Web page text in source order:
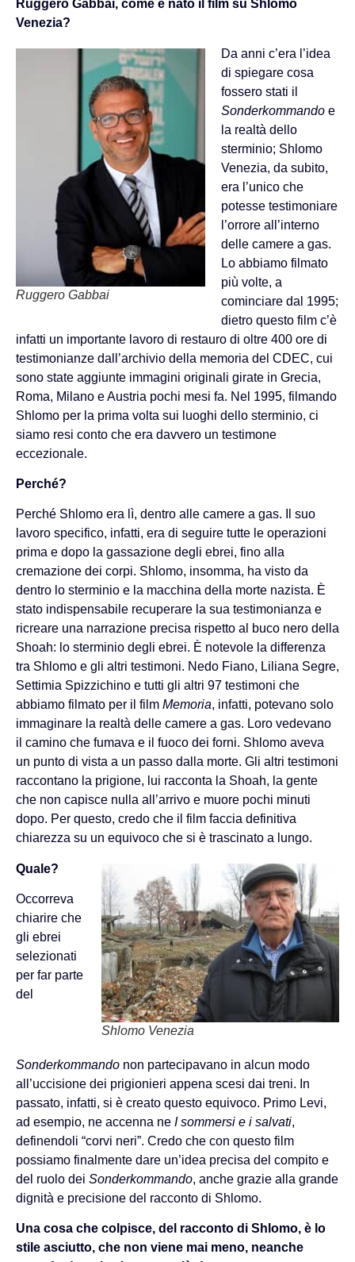
Ruggero Gabbai, come è nato il film su Shlomo
Venezia?
Ruggero Gabbai
Da anni c’era l’idea
di spiegare cosa
fossero stati il
Sonderkommando e
la realtà dello
sterminio; Shlomo
Venezia, da subito,
era l’unico che
potesse testimoniare
l’orrore all’interno
delle camere a gas.
Lo abbiamo filmato
più volte, a
cominciare dal 1995;
dietro questo film c’è
infatti un importante lavoro di restauro di oltre 400 ore di
testimonianze dall’archivio della memoria del CDEC, cui
sono state aggiunte immagini originali girate in Grecia,
Roma, Milano e Austria pochi mesi fa. Nel 1995, filmando
Shlomo per la prima volta sui luoghi dello sterminio, ci
siamo resi conto che era davvero un testimone
eccezionale.
Perché?
Perché Shlomo era lì, dentro alle camere a gas. Il suo
lavoro specifico, infatti, era di seguire tutte le operazioni
prima e dopo la gassazione degli ebrei, fino alla
cremazione dei corpi. Shlomo, insomma, ha visto da
dentro lo sterminio e la macchina della morte nazista. È
stato indispensabile recuperare la sua testimonianza e
ricreare una narrazione precisa rispetto al buco nero della
Shoah: lo sterminio degli ebrei. È notevole la differenza
tra Shlomo e gli altri testimoni. Nedo Fiano, Liliana Segre,
Settimia Spizzichino e tutti gli altri 97 testimoni che
abbiamo filmato per il film Memoria, infatti, potevano solo
immaginare la realtà delle camere a gas. Loro vedevano
il camino che fumava e il fuoco dei forni. Shlomo aveva
un punto di vista a un passo dalla morte. Gli altri testimoni
raccontano la prigione, lui racconta la Shoah, la gente
che non capisce nulla all’arrivo e muore pochi minuti
dopo. Per questo, credo che il film faccia definitiva
chiarezza su un equivoco che si è trascinato a lungo.
Shlomo Venezia
Quale?
Occorreva
chiarire che
gli ebrei
selezionati
per far parte
del
Sonderkommando non partecipavano in alcun modo
all’uccisione dei prigionieri appena scesi dai treni. In
passato, infatti, si è creato questo equivoco. Primo Levi,
ad esempio, ne accenna ne I sommersi e i salvati,
definendoli “corvi neri”. Credo che con questo film
possiamo finalmente dare un’idea precisa del compito e
del ruolo dei Sonderkommando, anche grazie alla grande
dignità e precisione del racconto di Shlomo.
Una cosa che colpisce, del racconto di Shlomo, è lo
stile asciutto, che non viene mai meno, neanche